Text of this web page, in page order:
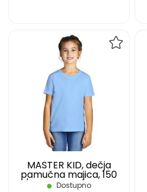
MASTER KID, dečja
pamučna majica, 150
g/m2, svetlo plava, 02
Dostupno